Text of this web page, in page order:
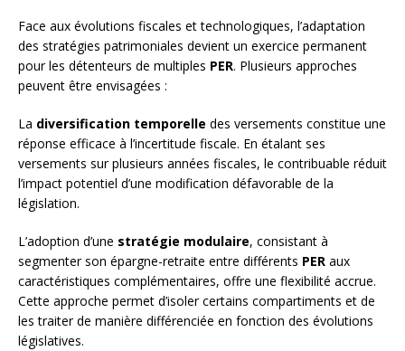
Face aux évolutions fiscales et technologiques, l’adaptation
des stratégies patrimoniales devient un exercice permanent
pour les détenteurs de multiples PER. Plusieurs approches
peuvent être envisagées :
La diversification temporelle des versements constitue une
réponse efficace à l’incertitude fiscale. En étalant ses
versements sur plusieurs années fiscales, le contribuable réduit
l’impact potentiel d’une modification défavorable de la
législation.
L’adoption d’une stratégie modulaire, consistant à
segmenter son épargne-retraite entre différents PER aux
caractéristiques complémentaires, offre une flexibilité accrue.
Cette approche permet d’isoler certains compartiments et de
les traiter de manière différenciée en fonction des évolutions
législatives.